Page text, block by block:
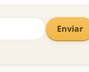
Enviar